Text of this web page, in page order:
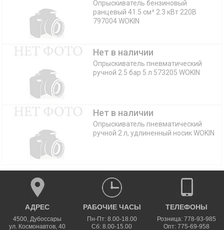
Опрыскиватель бензиновый
ранцевый 41.5 см³ 2.3 кВт 220В
797004 WOKIN
Нет в наличии
Опрыскиватель пневматический
ручной 2.5 бар 5 л 573205 WOKIN
Нет в наличии
Опрыскиватель пневматический
ручной 2 л, удлиненный носик WOKIN
АДРЕС
4500,Дубоссары
ул. Космонавтов, 40
РАБОЧИЕ ЧАСЫ
Пн-Пт: 8.00-18.00
Сб: 8.00-15.00
ТЕЛЕФОНЫ
Розница: 778-93-985
Опт: 775-69-958